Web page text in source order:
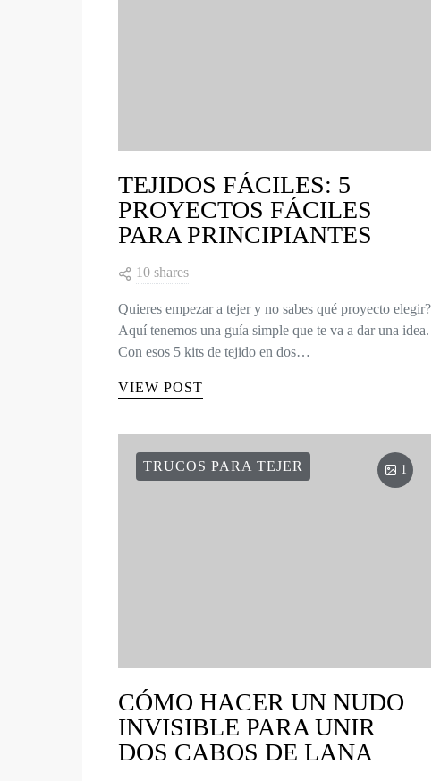
TEJIDOS FÁCILES: 5
PROYECTOS FÁCILES
PARA PRINCIPIANTES
10 shares
Quieres empezar a tejer y no sabes qué proyecto elegir?
Aquí tenemos una guía simple que te va a dar una idea.
Con esos 5 kits de tejido en dos…
VIEW POST
TRUCOS PARA TEJER 1
CÓMO HACER UN NUDO
INVISIBLE PARA UNIR
DOS CABOS DE LANA